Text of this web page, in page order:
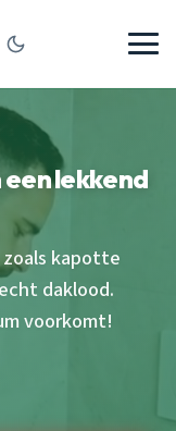
lekkend
kapotte
daklood.
voorkomt!